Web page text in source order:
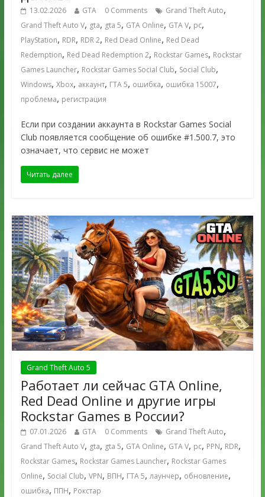
13.02.2026 GTA 0 Comments Grand Theft Auto,
Grand Theft Auto V, gta, gta 5, GTA Online, GTA V, pc,
PlayStation, RDR, RDR 2, Red Dead Online, Red Dead
Redemption, Red Dead Redemption 2, Rockstar Games, Rockstar
Games Launcher, Rockstar Games Social Club, Social Club,
Windows, Xbox, аккаунт, ГТА 5, ошибка, ошибка 15007,
проблема, регистрация
Если при создании аккаунта в Rockstar Games Social
Club появляется сообщение об ошибке #1.500.7, это
означает, что сервис не может
Читать далее
Grand Theft Auto 5
Работает ли сейчас GTA Online,
Red Dead Online и другие игры
Rockstar Games в России?
07.01.2026 GTA 0 Comments Grand Theft Auto,
Grand Theft Auto V, gta, gta 5, GTA Online, GTA V, pc, PPN, RDR,
Rockstar Games, Rockstar Games Launcher, Rockstar Games
Online, Social Club, VPN, ВПН, ГТА 5, лаунчер, обновление,
ошибка, ППН, Рокстар